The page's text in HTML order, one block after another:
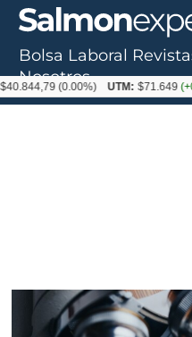
Tag:
branquia
Bolsa Laboral
Nosotros
(0.00%) UTM: $71.649